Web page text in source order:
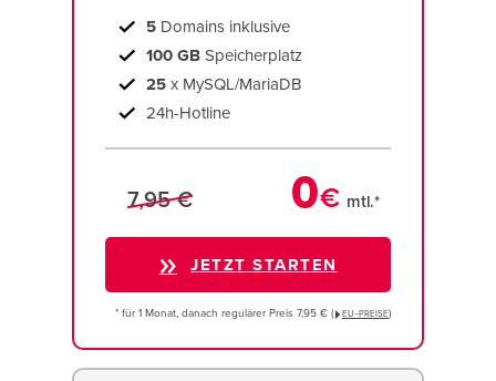
5 Domains inklusive
100 GB Speicherplatz
25 x MySQL/MariaDB
24h-Hotline
7,95 € 0€ mtl.*
JETZT STARTEN
* für 1 Monat, danach regulärer Preis 7,95 € ( EU−PREISE)